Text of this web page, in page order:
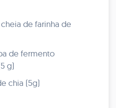
de farinha de
de fermento
g)
chia (5g)